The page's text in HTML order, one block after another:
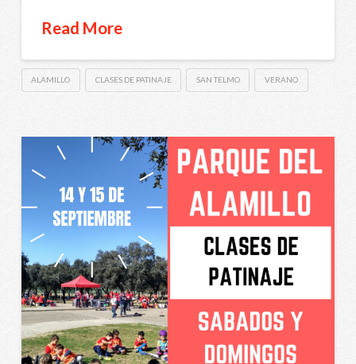
Read More
ALAMILLO CLASES DE PATINAJE SAN TELMO VERANO